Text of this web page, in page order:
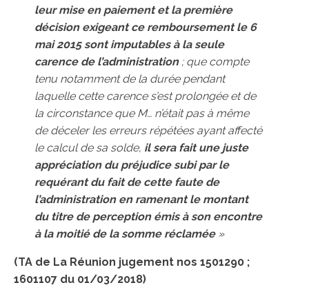
leur mise en paiement et la première
décision exigeant ce remboursement le 6
mai 2015 sont imputables à la seule
carence de l’administration; que compte
tenu notamment de la durée pendant
laquelle cette carence s’est prolongée et de
la circonstance que M… n’était pas à même
de déceler les erreurs répétées ayant affecté
le calcul de sa solde, il sera fait une juste
appréciation du préjudice subi par le
requérant du fait de cette faute de
l’administration en ramenant le montant
du titre de perception émis à son encontre
à la moitié de la somme réclamée»
(TA de La Réunion jugement nos 1501290 ;
1601107 du 01/03/2018)